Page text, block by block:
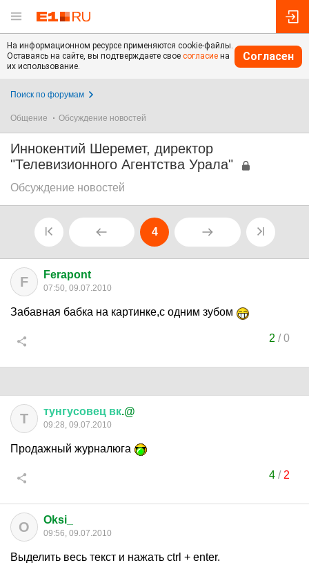
На информационном ресурсе применяются cookie-файлы.
Оставаясь на сайте, вы подтверждаете свое согласие на
их использование.
Согласен
Поиск по форумам
Общение Обсуждение новостей
Иннокентий Шеремет, директор
"Телевизионного Агентства Урала"
Обсуждение новостей
4
F Ferapont
07:50, 09.07.2010
Забавная бабка на картинке,с одним зубом
2 /0
Т тунгусовец вк.@
09:28, 09.07.2010
Продажный журналюга
4/ 2
O Oksi_
09:56, 09.07.2010
Выделить весь текст и нажать ctrl + enter.